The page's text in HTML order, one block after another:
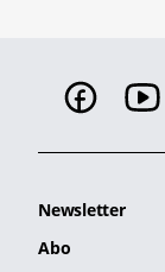
Newsletter
Abo